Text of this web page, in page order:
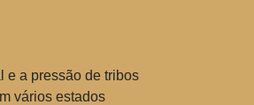
e a pressão de tribos
vários estados